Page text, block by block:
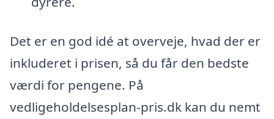
Det er en god idé at overveje, hvad der er
inkluderet i prisen, så du får den bedste
værdi for pengene. På
vedligeholdelsesplan-pris.dk kan du nemt